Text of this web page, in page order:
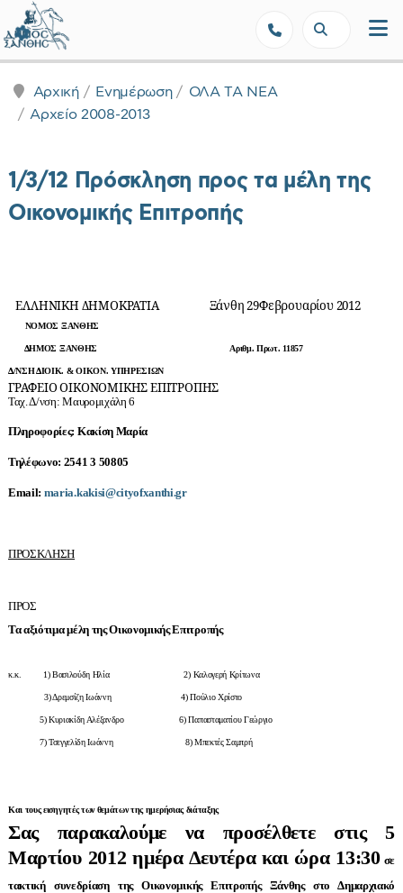
Αρχική Ενημέρωση
ΟΛΑ ΤΑ ΝΕΑ
Αρχείο 2008-2013
1/3/12 Πρόσκληση προς τα μέλη της
Οικονομικής Επιτροπής
ΕΛΛΗΝΙΚΗ ΔΗΜΟΚΡΑΤΙΑ Ξάνθη29Φεβρουαρίου 2012
ΝΟΜΟΣ ΞΑΝΘΗΣ
ΔΗΜΟΣ ΞΑΝΘΗΣ Αριθμ. Πρωτ. 11857
Δ/ΝΣΗ ΔΙΟΙΚ. & ΟΙΚΟΝ. ΥΠΗΡΕΣΙΩΝ
ΓΡΑΦΕΙΟ ΟΙΚΟΝΟΜΙΚΗΣ ΕΠΙΤΡΟΠΗΣ
Ταχ. Δ/νση: Μαυρομιχάλη 6
Πληροφορίες: Κακίση Μαρία
Τηλέφωνο: 2541 3 50805
Email: maria.kakisi@cityofxanthi.gr
ΠΡΟΣΚΛΗΣΗ
ΠΡΟΣ
Τα αξιότιμα μέλη της Οικονομικής Επιτροπής
κ.κ. 1) Βασιλούδη Ηλία 2) Καλογερή Κρίτωνα
3) Δρεμσίζη Ιωάννη 4) Πούλιο Χρίστο
5) Κυριακίδη Αλέξανδρο 6) Παπασταματίου Γεώργιο
7) Τσεγγελίδη Ιωάννη 8) Μπεκτές Σαμπρή
Και τους εισηγητές των θεμάτων της ημερήσιας διάταξης
Σας παρακαλούμε να προσέλθετε στις 5
Μαρτίου 2012 ημέρα Δευτέρα και ώρα 13:30σε
τακτική συνεδρίαση της Οικονομικής Επιτροπής Ξάνθης στο Δημαρχιακό